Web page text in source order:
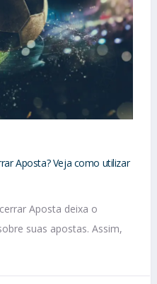
Aposta? Veja como utilizar
Aposta deixa o
suas apostas. Assim,